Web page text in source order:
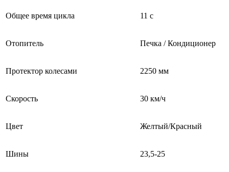
Общее время цикла 11 с
Отопитель Печка / Кондиционер
Протектор колесами 2250 мм
Скорость 30 км/ч
Цвет Желтый/Красный
Шины 23,5-25